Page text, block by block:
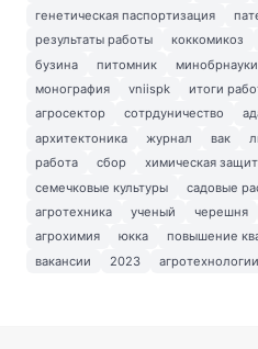
генетическая паспортизация
результаты работы
коккомикоз
бузина
питомник минобрнауки
монография
vniispk итоги
агросектор
сотрдуничество
архитектоника
журнал вак
работа
сбор химическая
семечковые культуры
садовые
агротехника
ученый черешня
агрохимия
юкка повышение
вакансии
2023 агротехнологии